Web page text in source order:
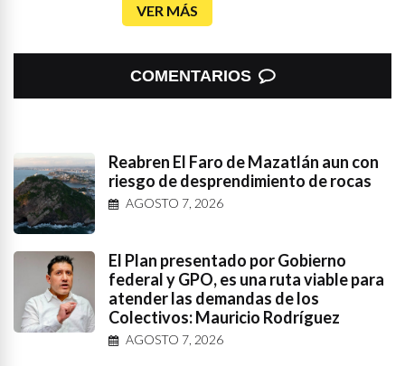
VER MÁS
COMENTARIOS
Reabren El Faro de Mazatlán aun con
riesgo de desprendimiento de rocas
AGOSTO 7, 2026
El Plan presentado por Gobierno
federal y GPO, es una ruta viable para
atender las demandas de los
Colectivos: Mauricio Rodríguez
AGOSTO 7, 2026